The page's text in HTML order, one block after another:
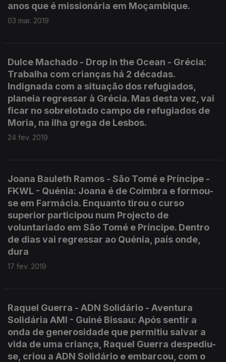
anos que é missionária em Moçambique.
03 mar. 2019
Dulce Machado - Drop in the Ocean - Grécia:
Trabalha com crianças há 2 décadas.
Indignada com a situação dos refugiados,
planeia regressar à Grécia. Mas desta vez, vai
ficar no sobrelotado campo de refugiados de
Moria, na ilha grega de Lesbos.
24 fev. 2019
Joana Bauleth Ramos - São Tomé e Príncipe -
FKWL - Quénia: Joana é de Coimbra e formou-
se em Farmácia. Enquanto tirou o curso
superior participou num Projecto de
voluntariado em São Tomé e Príncipe. Dentro
de dias vai regressar ao Quénia, país onde,
dura
17 fev. 2019
Raquel Guerra - ADN Solidário - Aventura
Solidária AMI - Guiné Bissau: Após sentir a
onda de generosidade que permitiu salvar a
vida de uma criança, Raquel Guerra despediu-
se, criou a ADN Solidário e embarcou, com o